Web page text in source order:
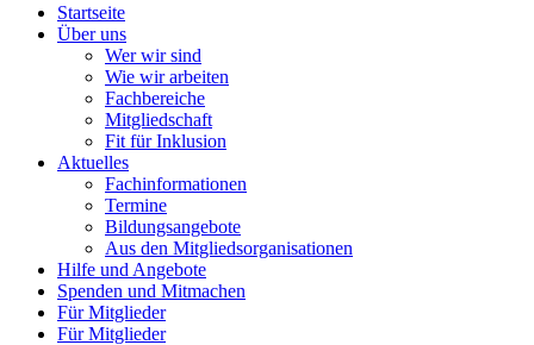
Startseite
Über uns
Wer wir sind
Wie wir arbeiten
Fachbereiche
Mitgliedschaft
Fit für Inklusion
Aktuelles
Fachinformationen
Termine
Bildungsangebote
Aus den Mitgliedsorganisationen
Hilfe und Angebote
Spenden und Mitmachen
Für Mitglieder
Für Mitglieder